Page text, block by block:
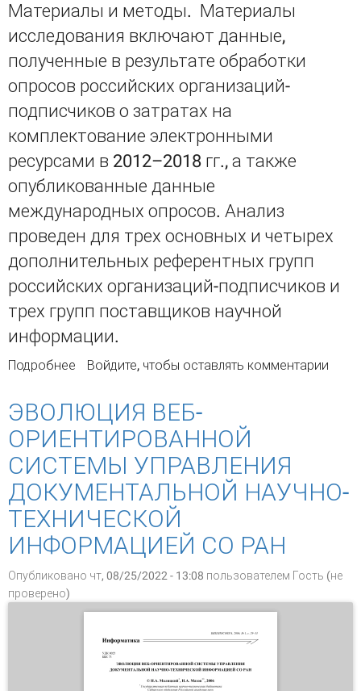
Материалы и методы. Материалы
исследования включают данные,
полученные в результате обработки
опросов российских организаций-
подписчиков о затратах на
комплектование электронными
ресурсами в 2012–2018 гг., а также
опубликованные данные
международных опросов. Анализ
проведен для трех основных и четырех
дополнительных референтных групп
российских организаций-подписчиков и
трех групп поставщиков научной
информации.
Подробнее о Российский рынок электронных ресурсов:
Войдите, чтобы оставлять комментарии
ЭВОЛЮЦИЯ ВЕБ-
ОРИЕНТИРОВАННОЙ
СИСТЕМЫ УПРАВЛЕНИЯ
ДОКУМЕНТАЛЬНОЙ НАУЧНО-
ТЕХНИЧЕСКОЙ
ИНФОРМАЦИЕЙ СО РАН
Опубликовано чт, 08/25/2022 - 13:08 пользователем Гость (не
проверено)